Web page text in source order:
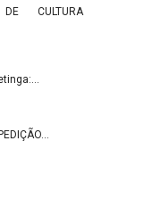
DE CULTURA